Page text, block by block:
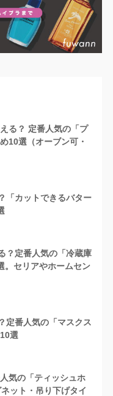
る？ 定番人気の「プ
10選（オーブン可・
「カットできるバター
？定番人気の「冷蔵庫
。セリアやホームセン
定番人気の「マスクス
選
気の「ティッシュホ
ット・吊り下げタイ